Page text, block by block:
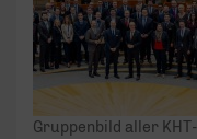
Gruppenbild aller KHT-